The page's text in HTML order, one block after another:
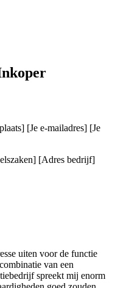
[Je e-mailadres] [Je
[Adres bedrijf]
uiten voor de functie
van een
spreekt mij enorm